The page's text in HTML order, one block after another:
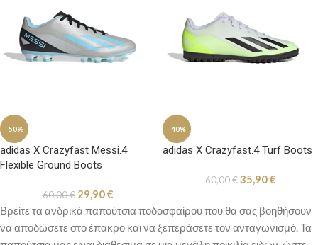
-50%
adidas X Crazyfast Messi.4
Flexible Ground Boots
60,00€ 29,90€
-40%
adidas X Crazyfast.4 Turf Boots
60,00€ 35,90€
Βρείτε τα ανδρικά παπούτσια ποδοσφαίρου που θα σας βοηθήσουν
να αποδώσετε στο έπακρο και να ξεπεράσετε τον ανταγωνισμό. Τα